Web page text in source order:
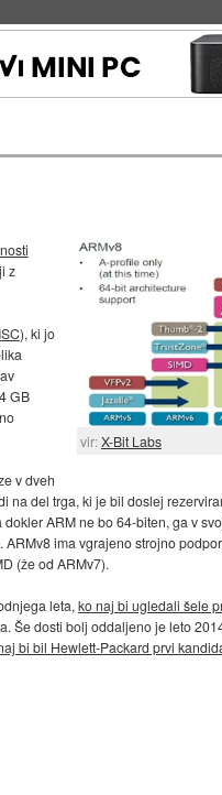
vir:X-Bit Labs
z
), ki jo
GB
v dveh
na del trga, ki je bil doslej
ARM ne bo 64-biten, ga v
ima vgrajeno strojno
(že od ARMv7).
leta, ko naj bi ugledali šele
Še dosti bolj oddaljeno je leto
bi bil Hewlett-Packard prvi